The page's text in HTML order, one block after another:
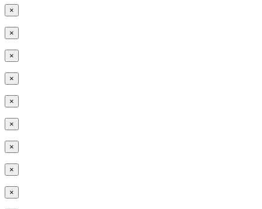
×
×
×
×
×
×
×
×
×